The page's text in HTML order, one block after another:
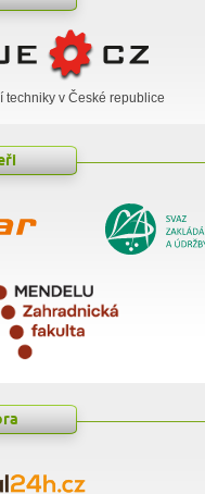
techniky v České republice